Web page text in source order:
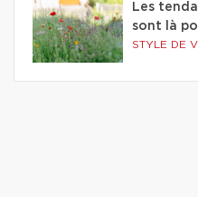
Les
sont là
STYLE DE